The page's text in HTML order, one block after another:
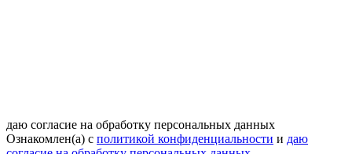
даю согласие на обработку персональных данных
Ознакомлен(а) с политикой конфиденциальности и даю